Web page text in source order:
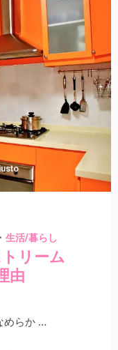
生活/暮らし
リーム
由
めらか …